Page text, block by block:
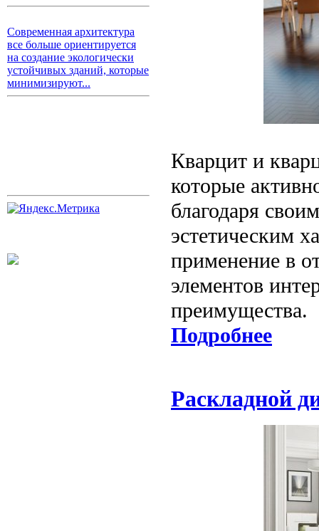
Современная архитектура
все больше ориентируется
на создание экологически
устойчивых зданий, которые
минимизируют...
Кварцит и
которые
благодаря
эстетическим
применение в
элементов
преимущества.
Подробнее
Раскладной